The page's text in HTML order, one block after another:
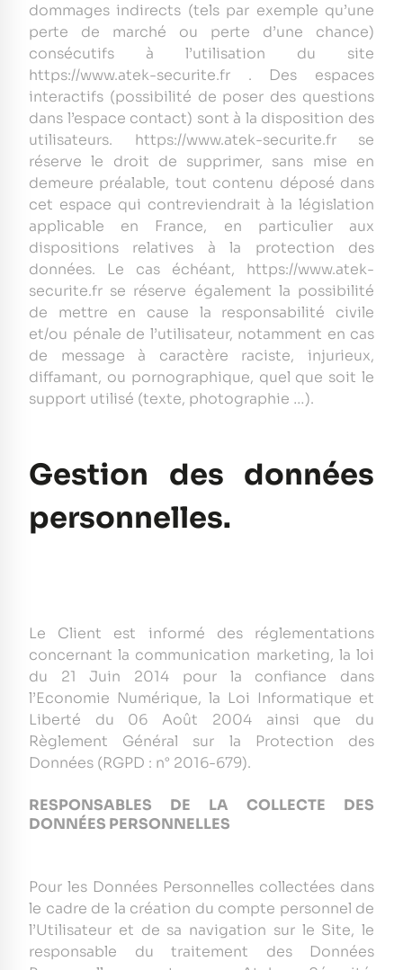
dommages indirects (tels par exemple qu’une
perte de marché ou perte d’une chance)
consécutifs à l’utilisation du site
https://www.atek-securite.fr . Des espaces
interactifs (possibilité de poser des questions
dans l’espace contact) sont à la disposition des
utilisateurs. https://www.atek-securite.fr se
réserve le droit de supprimer, sans mise en
demeure préalable, tout contenu déposé dans
cet espace qui contreviendrait à la législation
applicable en France, en particulier aux
dispositions relatives à la protection des
données. Le cas échéant, https://www.atek-
securite.fr se réserve également la possibilité
de mettre en cause la responsabilité civile
et/ou pénale de l’utilisateur, notamment en cas
de message à caractère raciste, injurieux,
diffamant, ou pornographique, quel que soit le
support utilisé (texte, photographie …).
Gestion des données
personnelles.
Le Client est informé des réglementations
concernant la communication marketing, la loi
du 21 Juin 2014 pour la confiance dans
l’Economie Numérique, la Loi Informatique et
Liberté du 06 Août 2004 ainsi que du
Règlement Général sur la Protection des
Données (RGPD : n° 2016-679).
RESPONSABLES DE LA COLLECTE DES
DONNÉES PERSONNELLES
Pour les Données Personnelles collectées dans
le cadre de la création du compte personnel de
l’Utilisateur et de sa navigation sur le Site, le
responsable du traitement des Données